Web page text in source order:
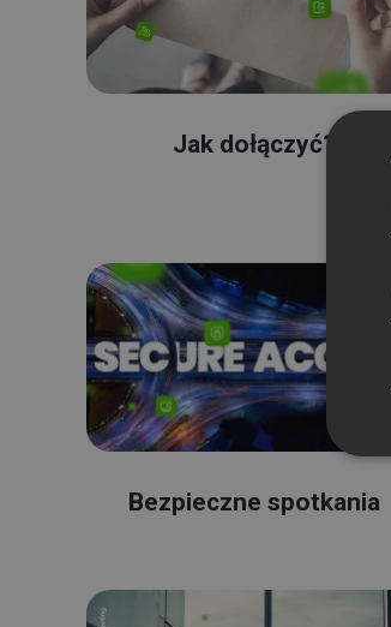
Jak dołączyć?
Bezpieczne spotkania